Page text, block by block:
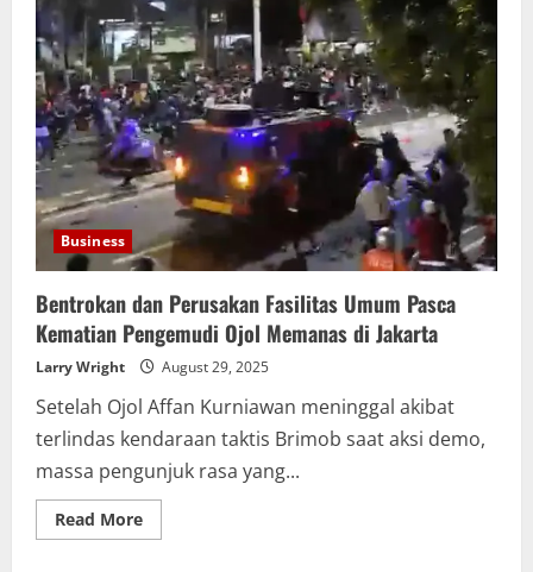
Bawa
11
Tuntutan
Penting
dalam
Aksi
Demo
Lanjutan
“Indonesia
(C)emas
Jilid
II
2025”
Business
Bentrokan dan Perusakan Fasilitas Umum Pasca
Kematian Pengemudi Ojol Memanas di Jakarta
Larry Wright August 29, 2025
Setelah Ojol Affan Kurniawan meninggal akibat
terlindas kendaraan taktis Brimob saat aksi demo,
massa pengunjuk rasa yang...
Read MoreRead
more